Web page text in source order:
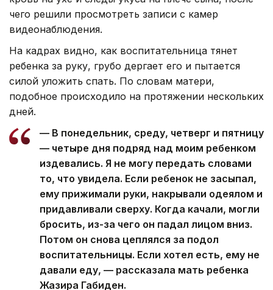
чего решили просмотреть записи с камер
видеонаблюдения.
На кадрах видно, как воспитательница тянет
ребенка за руку, грубо дергает его и пытается
силой уложить спать. По словам матери,
подобное происходило на протяжении нескольких
дней.
— В понедельник, среду, четверг и пятницу
— четыре дня подряд над моим ребенком
издевались. Я не могу передать словами
то, что увидела. Если ребенок не засыпал,
ему прижимали руки, накрывали одеялом и
придавливали сверху. Когда качали, могли
бросить, из-за чего он падал лицом вниз.
Потом он снова цеплялся за подол
воспитательницы. Если хотел есть, ему не
давали еду, — рассказала мать ребенка
Жазира Габиден.